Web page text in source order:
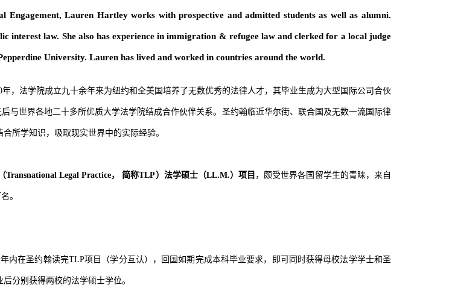
Lauren Hartley works with prospective and admitted students as well as alumni.
interest law. She also has experience in immigration & refugee law and clerked for a local judge
University. Lauren has lived and worked in countries around the world.
年，法学院成立九十余年来为纽约和全美国培养了无数优秀的法律人才，其毕业生成为大型国际公司合伙
与世界各地二十多所优质大学法学院结成合作伙伴关系。圣约翰临近华尔街、联合国及无数一流国际律
所学知识，吸取现实世界中的实际经验。
Transnational Legal Practice， 简称TLP）法学硕士（LL.M.）项目 ，颇受世界各国留学生的青睐，来自
。
内在圣约翰读完TLP项目（学分互认），回国如期完成本科毕业要求，即可同时获得母校法学学士和圣
分别获得两校的法学硕士学位。